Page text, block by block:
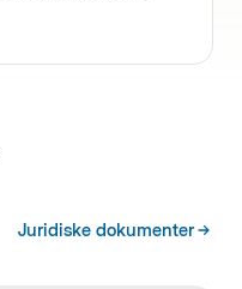
Juridiske dokumenter